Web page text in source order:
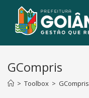
GCompris
> Toolbox > GCompris